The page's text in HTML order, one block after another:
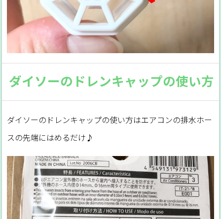
ダイソーのドレンキャップの使い方
ダイソーのドレンキャップの使い方はエアコンの排水ホー
スの先端にはめるだけ♪